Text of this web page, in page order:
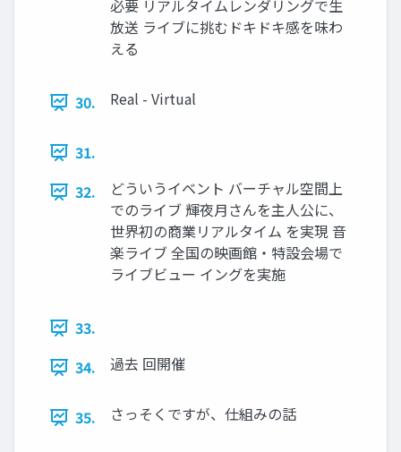
必要 リアルタイムレンダリングで生
放送 ライブに挑むドキドキ感を味わ
える
30. Real - Virtual
31.
32.
どういうイベント バーチャル空間上
でのライブ 輝夜月さんを主人公に、
世界初の商業リアルタイム を実現 音
楽ライブ 全国の映画館・特設会場で
ライブビュー イングを実施
33.
34.
過去 回開催
35. さっそくですが、仕組みの話